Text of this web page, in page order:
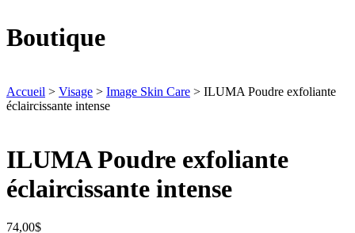
Boutique
Accueil > Visage > Image Skin Care > ILUMA Poudre exfoliante
éclaircissante intense
ILUMA Poudre exfoliante
éclaircissante intense
74,00$